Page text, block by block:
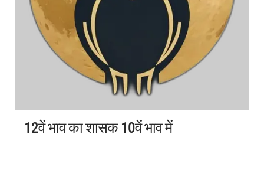
12वें भाव का शासक 10वें भाव में